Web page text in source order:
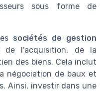
sous forme de
sociétés de gestion
de l'acquisition, de la
des biens. Cela inclut
négociation de baux et
Ainsi, investir dans une